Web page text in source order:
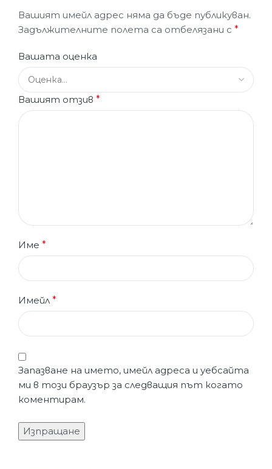
Вашият имейл адрес няма да бъде публикуван.
Задължителните полета са отбелязани с *
Вашата оценка
Вашият отзив *
Име *
Имейл *
Запазване на името, имейл адреса и уебсайта
ми в този браузър за следващия път когато
коментирам.